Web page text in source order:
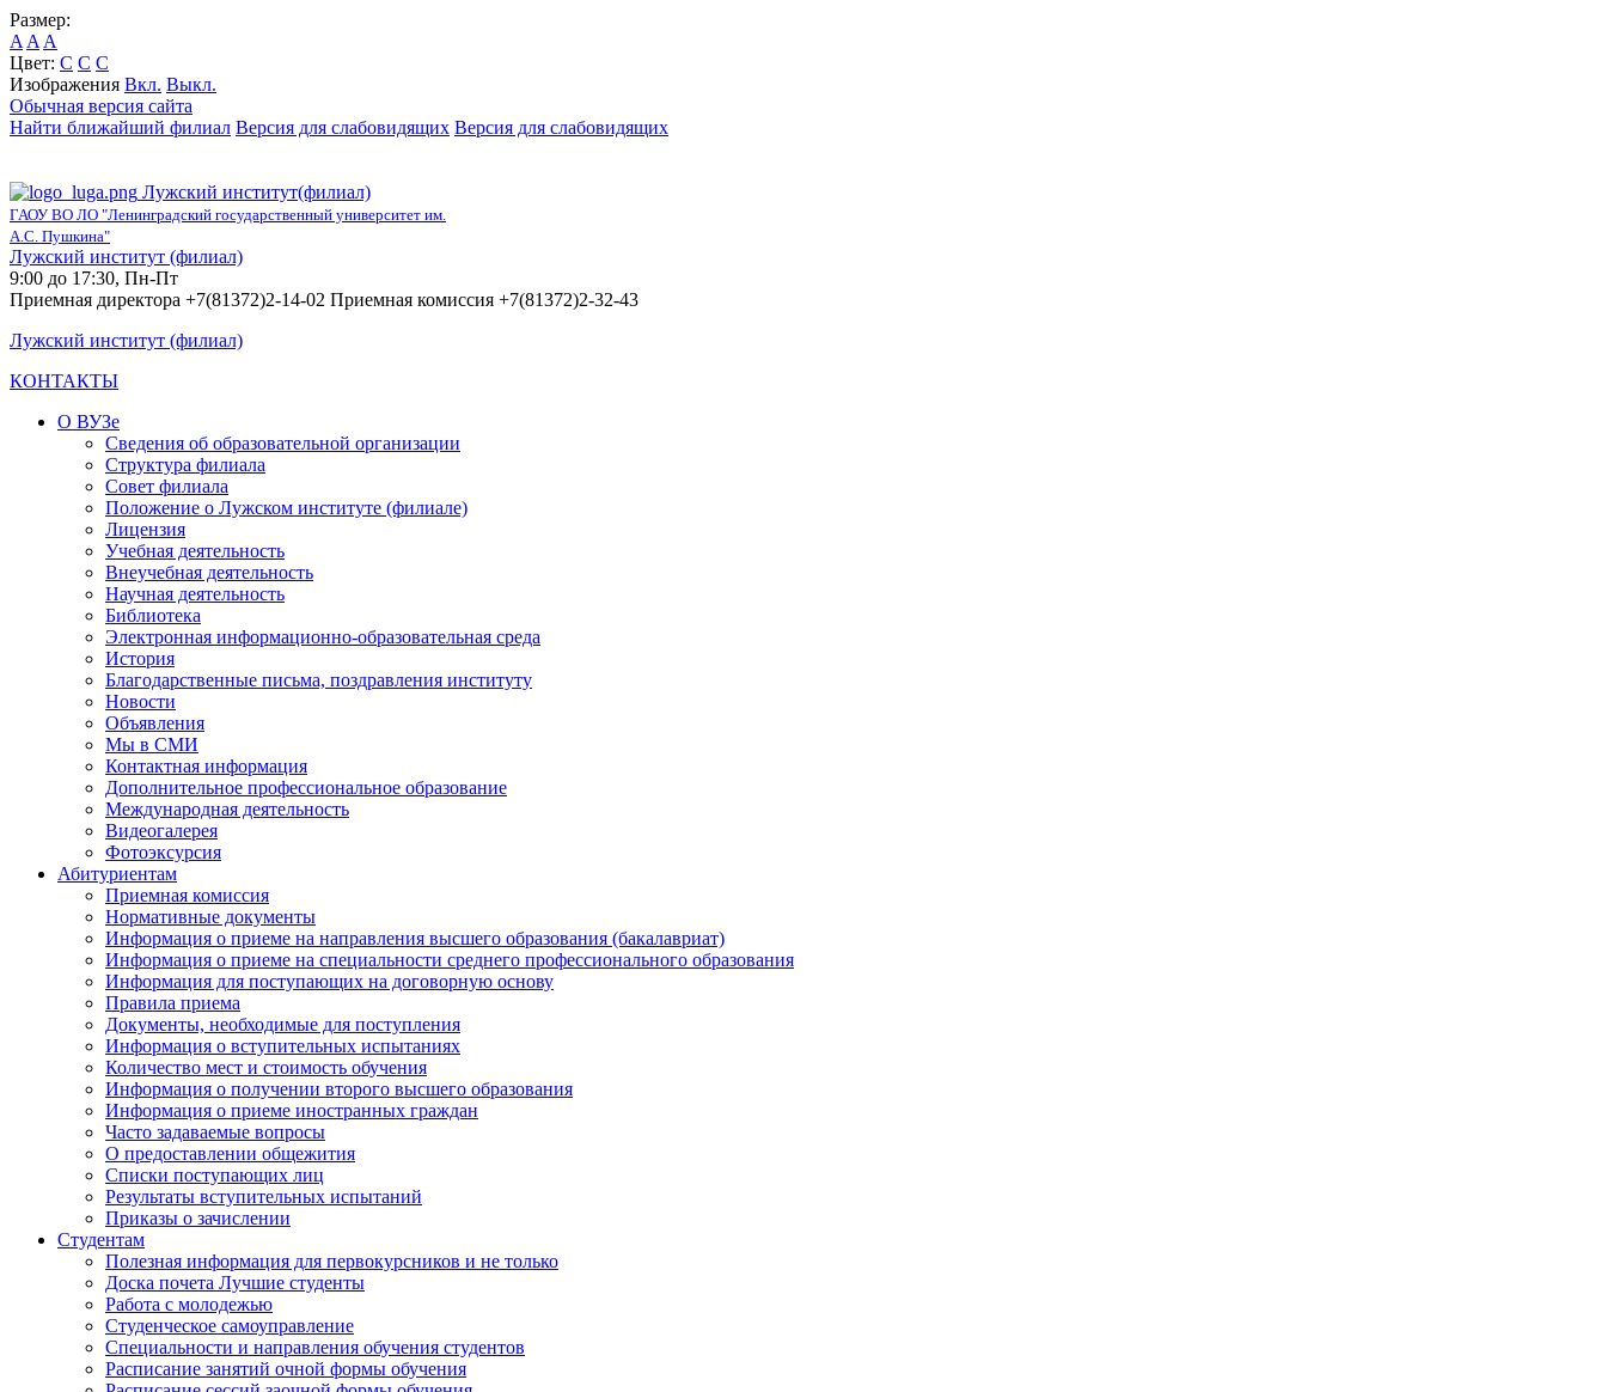
Размер:
A A A
Цвет: C C C
Изображения Вкл. Выкл.
Обычная версия сайта
Найти ближайший филиал Версия для слабовидящих Версия для слабовидящих
Лужский институт(филиал)
ГАОУ ВО ЛО "Ленинградский государственный университет им.
А.С. Пушкина"
Лужский институт (филиал)
9:00 до 17:30, Пн-Пт
Приемная директора +7(81372)2-14-02 Приемная комиссия +7(81372)2-32-43
Лужский институт (филиал)
КОНТАКТЫ
О ВУЗе
Сведения об образовательной организации
Структура филиала
Совет филиала
Положение о Лужском институте (филиале)
Лицензия
Учебная деятельность
Внеучебная деятельность
Научная деятельность
Библиотека
Электронная информационно-образовательная среда
История
Благодарственные письма, поздравления институту
Новости
Объявления
Мы в СМИ
Контактная информация
Дополнительное профессиональное образование
Международная деятельность
Видеогалерея
Фотоэксурсия
Абитуриентам
Приемная комиссия
Нормативные документы
Информация о приеме на направления высшего образования (бакалавриат)
Информация о приеме на специальности среднего профессионального образования
Информация для поступающих на договорную основу
Правила приема
Документы, необходимые для поступления
Информация о вступительных испытаниях
Количество мест и стоимость обучения
Информация о получении второго высшего образования
Информация о приеме иностранных граждан
Часто задаваемые вопросы
О предоставлении общежития
Списки поступающих лиц
Результаты вступительных испытаний
Приказы о зачислении
Студентам
Полезная информация для первокурсников и не только
Доска почета Лучшие студенты
Работа с молодежью
Студенческое самоуправление
Специальности и направления обучения студентов
Расписание занятий очной формы обучения